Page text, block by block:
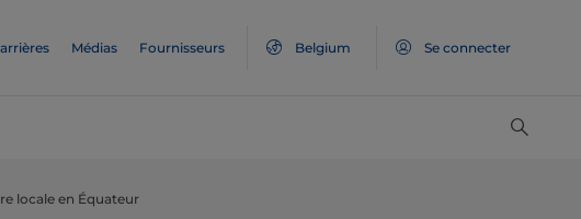
Médias Fournisseurs Belgium Se connecter
locale en Équateur